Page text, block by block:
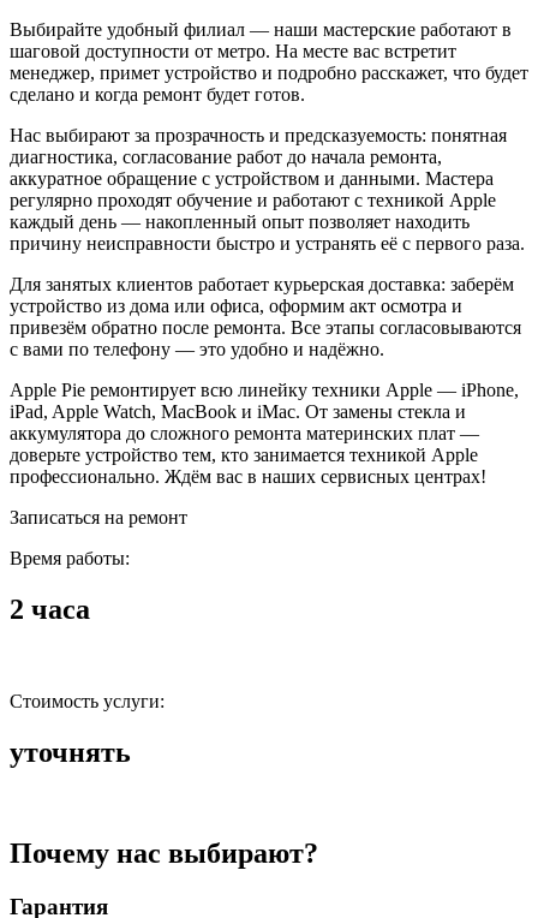
Выбирайте удобный филиал — наши мастерские работают в
шаговой доступности от метро. На месте вас встретит
менеджер, примет устройство и подробно расскажет, что будет
сделано и когда ремонт будет готов.
Нас выбирают за прозрачность и предсказуемость: понятная
диагностика, согласование работ до начала ремонта,
аккуратное обращение с устройством и данными. Мастера
регулярно проходят обучение и работают с техникой Apple
каждый день — накопленный опыт позволяет находить
причину неисправности быстро и устранять её с первого раза.
Для занятых клиентов работает курьерская доставка: заберём
устройство из дома или офиса, оформим акт осмотра и
привезём обратно после ремонта. Все этапы согласовываются
с вами по телефону — это удобно и надёжно.
Apple Pie ремонтирует всю линейку техники Apple — iPhone,
iPad, Apple Watch, MacBook и iMac. От замены стекла и
аккумулятора до сложного ремонта материнских плат —
доверьте устройство тем, кто занимается техникой Apple
профессионально. Ждём вас в наших сервисных центрах!
Записаться на ремонт
Время работы:
2 часа
Стоимость услуги:
уточнять
Почему нас выбирают?
Гарантия